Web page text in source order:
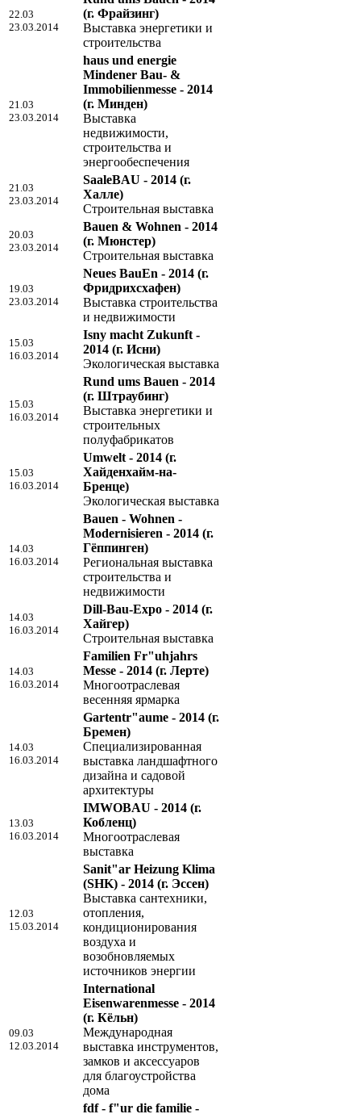
22.03
23.03.2014
(г. Фрайзинг)
Выставка энергетики и
строительства
21.03
23.03.2014
haus und energie
Mindener Bau- &
Immobilienmesse - 2014
(г. Минден)
Выставка
недвижимости,
строительства и
энергообеспечения
21.03
23.03.2014
SaaleBAU - 2014 (г.
Халле)
Строительная выставка
20.03
23.03.2014
Bauen & Wohnen - 2014
(г. Мюнстер)
Строительная выставка
19.03
23.03.2014
Neues BauEn - 2014 (г.
Фридрихсхафен)
Выставка строительства
и недвижимости
15.03
16.03.2014
Isny macht Zukunft -
2014 (г. Исни)
Экологическая выставка
15.03
16.03.2014
Rund ums Bauen - 2014
(г. Штраубинг)
Выставка энергетики и
строительных
полуфабрикатов
15.03
16.03.2014
Umwelt - 2014 (г.
Хайденхайм-на-
Бренце)
Экологическая выставка
14.03
16.03.2014
Bauen - Wohnen -
Modernisieren - 2014 (г.
Гёппинген)
Региональная выставка
строительства и
недвижимости
14.03
16.03.2014
Dill-Bau-Expo - 2014 (г.
Хайгер)
Строительная выставка
14.03
16.03.2014
Familien Fr"uhjahrs
Messe - 2014 (г. Лерте)
Многоотраслевая
весенняя ярмарка
14.03
16.03.2014
Gartentr"aume - 2014 (г.
Бремен)
Специализированная
выставка ландшафтного
дизайна и садовой
архитектуры
13.03
16.03.2014
IMWOBAU - 2014 (г.
Кобленц)
Многоотраслевая
выставка
12.03
15.03.2014
Sanit"ar Heizung Klima
(SHK) - 2014 (г. Эссен)
Выставка сантехники,
отопления,
кондиционирования
воздуха и
возобновляемых
источников энергии
09.03
12.03.2014
International
Eisenwarenmesse - 2014
(г. Кёльн)
Международная
выставка инструментов,
замков и аксессуаров
для благоустройства
дома
fdf - f"ur die familie -